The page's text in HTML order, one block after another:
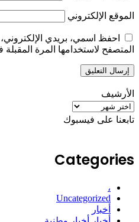
الموقع الإلكتروني
احفظ اسمي، بريدي
المتصفح لاستخدامها المرة
الأرشيف
الأرشيف
تابعنا على فيسبوك
Categories
،
Uncategorized
أخبار